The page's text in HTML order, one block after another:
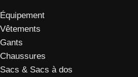
Équipement
Vêtements
Gants
Chaussures
Sacs & Sacs à dos